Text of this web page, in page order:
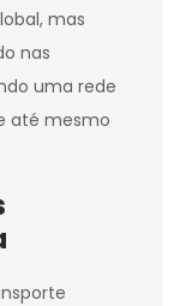
mas
nas
uma rede
até mesmo